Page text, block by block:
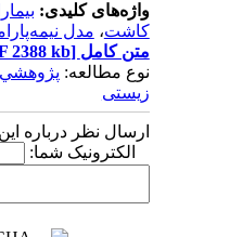
واژه‌های کلیدی:
کاشت،مدل
متن کامل[PDF 2388 kb]
نوع مطالعه:پژوهشي|
زیستی
ارسال نظر درباره
الکترونیک شما: